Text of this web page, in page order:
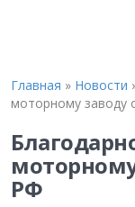
Главная » Новости
моторному заводу
РФ